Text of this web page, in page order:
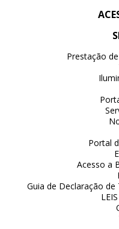
Prestação
Portal
Acesso a
Guia de Declaração